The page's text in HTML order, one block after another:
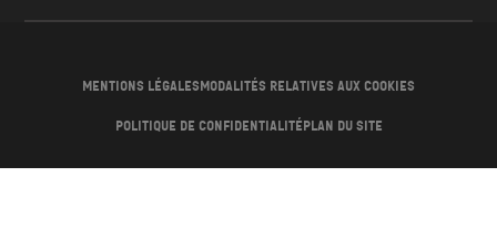
Mentions légales Modalités relatives aux cookies
Politique de confidentialité Plan du site